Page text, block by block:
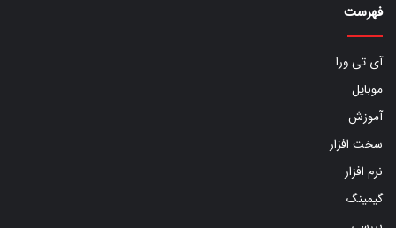
فهرست
آی تی ورا
موبایل
آموزش
سخت افزار
نرم افزار
گیمینگ